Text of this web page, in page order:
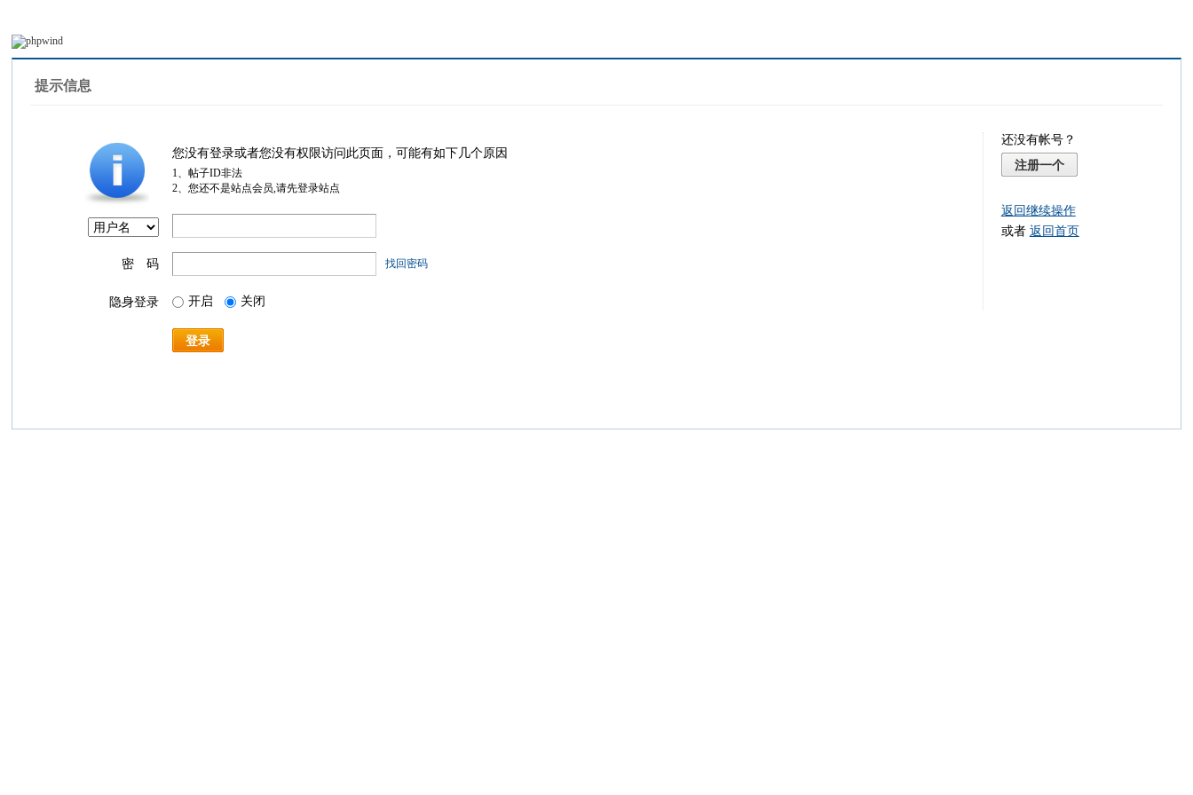
提示信息
您没有登录或者您没有权限访问此页面，可能有如下几个原因
1、帖子ID非法
2、您还不是站点会员,请先登录站点
密 码 找回密码
隐身登录 开启 关闭
登录
还没有帐号？
注册一个
返回继续操作
或者 返回首页